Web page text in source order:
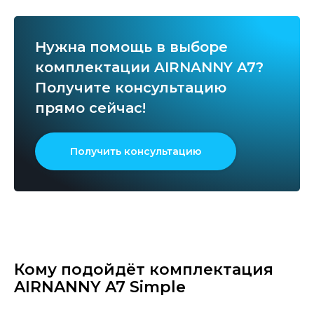
Нужна помощь в выборе
комплектации AIRNANNY A7?
Получите консультацию
прямо сейчас!
Получить консультацию
Кому подойдёт комплектация
AIRNANNY A7 Simple